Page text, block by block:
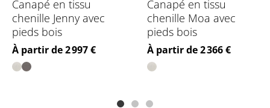
Canapé en tissu
chenille Jenny avec
pieds bois
Prix
À partir de 2 997 €
Canapé en tissu
chenille Moa avec
pieds bois
Prix
À partir de 2 366 €